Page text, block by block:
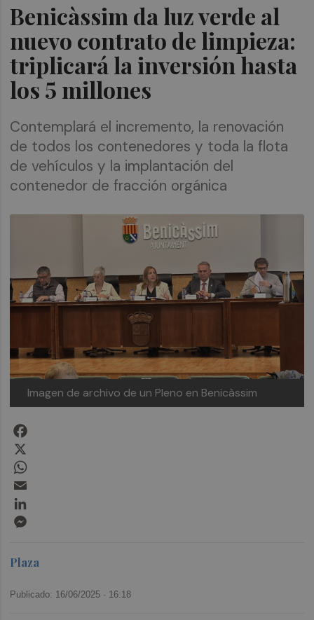
Benicàssim da luz verde al
nuevo contrato de limpieza:
triplicará la inversión hasta
los 5 millones
Contemplará el incremento, la renovación
de todos los contenedores y toda la flota
de vehículos y la implantación del
contenedor de fracción orgánica
Imagen de archivo de un Pleno en Benicàssim
Plaza
Publicado: 16/06/2025 · 16:18